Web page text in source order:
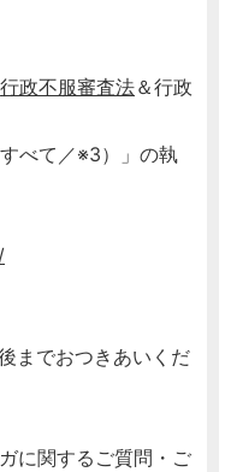
行政不服審査法＆行政
べて／※3）」の執
までおつきあいくだ
に関するご質問・ご